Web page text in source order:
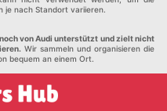
je nach Standort variieren.
von Audi unterstützt und zielt nicht
Wir sammeln und organisieren die
bequem an einem Ort.